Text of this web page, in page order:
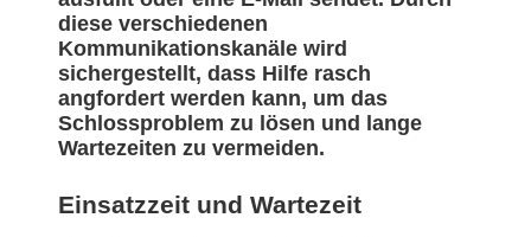
diese verschiedenen
Kommunikationskanäle wird
sichergestellt, dass Hilfe rasch
angfordert werden kann, um das
Schlossproblem zu lösen und lange
Wartezeiten zu vermeiden.
Einsatzzeit und Wartezeit